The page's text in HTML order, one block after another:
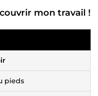
mon travail !
pieds